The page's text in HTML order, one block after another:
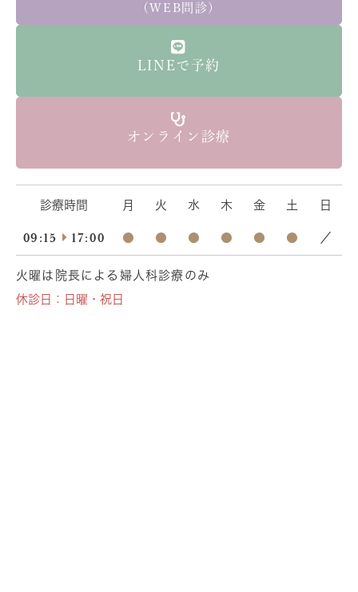
（WEB問診）
LINEで予約
オンライン診療
診療時間 月 火 水 木 金 土 日
09:15 17:00 ● ● ● ● ● ● ／
火曜は院長による婦人科診療のみ
休診日：日曜・祝日